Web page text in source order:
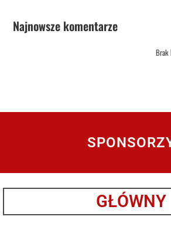
Najnowsze komentarze
Brak
GŁÓWNY